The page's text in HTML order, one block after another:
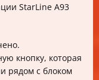
StarLine A93
кнопку, которая
рядом с блоком